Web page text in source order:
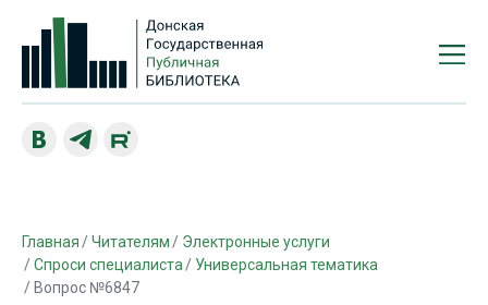
Главная Читателям
Электронные услуги
Спроси специалиста
Универсальная тематика
Вопрос №6847